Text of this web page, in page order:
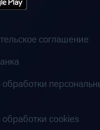
соглашение
cookies